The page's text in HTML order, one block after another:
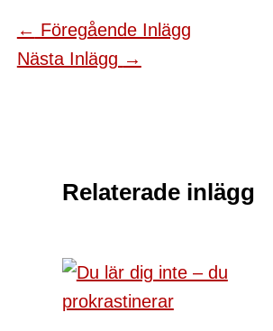
← Föregående Inlägg
Nästa Inlägg →
Relaterade inlägg